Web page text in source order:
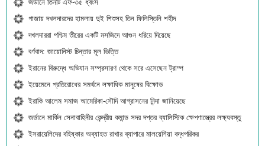
জর্ডানে তিনটি এফ-৩৫ ধ্বংস
গাজায় দখলদারদের হামলায় দুই শিশুসহ তিন ফিলিস্তিনি শহীদ
দখলদাররা পশ্চিম তীরের একটি মসজিদে আগুন ধরিয়ে দিয়েছে
বর্ণবাদ: জায়োনিস্ট চিন্তার মূল ভিত্তি
ইরানের বিরুদ্ধে অভিযান সম্প্রসারণ থেকে সরে এসেছেন ট্রাম্প
ইয়েমেনে প্রতিরোধের সমর্থনে লক্ষাধিক মানুষের বিক্ষোভ
ইরাকি আলেম সমাজ আমেরিকা-সৌদি আগ্রাসনের নিন্দা জানিয়েছে
জর্ডানে মার্কিন সেনাবাহিনীর কেন্দ্রীয় কমান্ড সদর দপ্তর ব্যালিস্টিক ক্ষেপণাস্ত্রের লক্ষ্যবস্তু
ইসরায়েলিদের বহিষ্কার অব্যাহত রাখার ব্যাপারে মালয়েশিয়া বদ্ধপরিকর